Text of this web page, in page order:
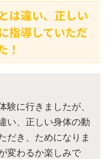
は違い、正しい
指導していただ
！
験に行きましたが、
い、正しい身体の動
だき、ためになりま
変わるか楽しみで